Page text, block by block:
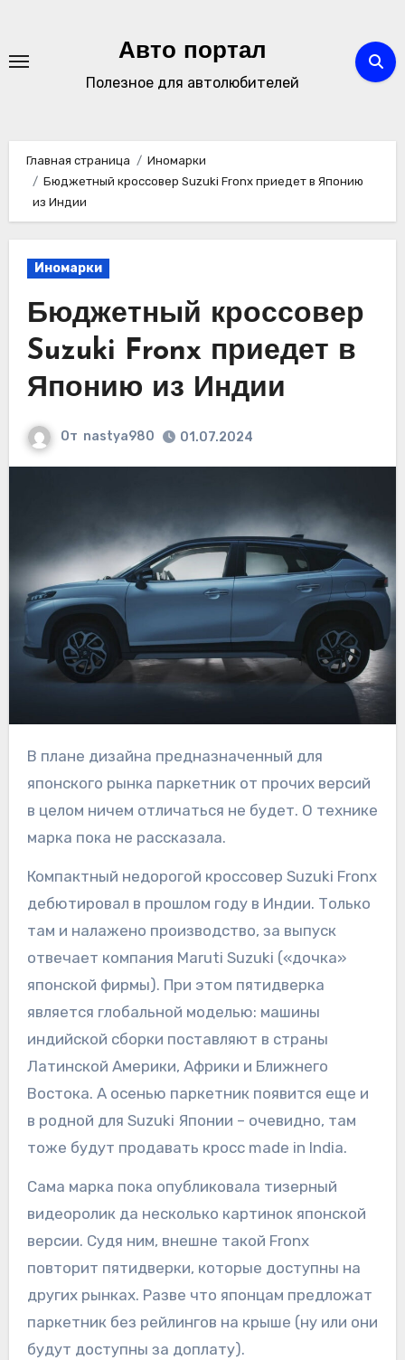
содержимому
Авто портал
Полезное для автолюбителей
Главная страница
Иномарки
Бюджетный кроссовер Suzuki Fronx приедет в Японию
из Индии
Иномарки
Бюджетный кроссовер
Suzuki Fronx приедет в
Японию из Индии
От nastya980 01.07.2024
В плане дизайна предназначенный для
японского рынка паркетник от прочих версий
в целом ничем отличаться не будет. О технике
марка пока не рассказала.
Компактный недорогой кроссовер Suzuki Fronx
дебютировал в прошлом году в Индии. Только
там и налажено производство, за выпуск
отвечает компания Maruti Suzuki («дочка»
японской фирмы). При этом пятидверка
является глобальной моделью: машины
индийской сборки поставляют в страны
Латинской Америки, Африки и Ближнего
Востока. А осенью паркетник появится еще и
в родной для Suzuki Японии – очевидно, там
тоже будут продавать кросс made in India.
Сама марка пока опубликовала тизерный
видеоролик да несколько картинок японской
версии. Судя ним, внешне такой Fronx
повторит пятидверки, которые доступны на
других рынках. Разве что японцам предложат
паркетник без рейлингов на крыше (ну или они
будут доступны за доплату).